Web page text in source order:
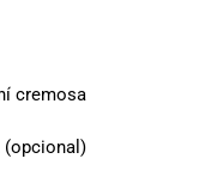
cremosa
(opcional)